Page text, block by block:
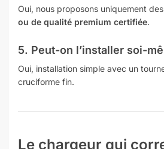
Oui, nous proposons uniquement
ou de qualité premium certifiée.
5. Peut-on l’installer soi-
Oui, installation simple avec un
cruciforme fin.
Le chargeur qui